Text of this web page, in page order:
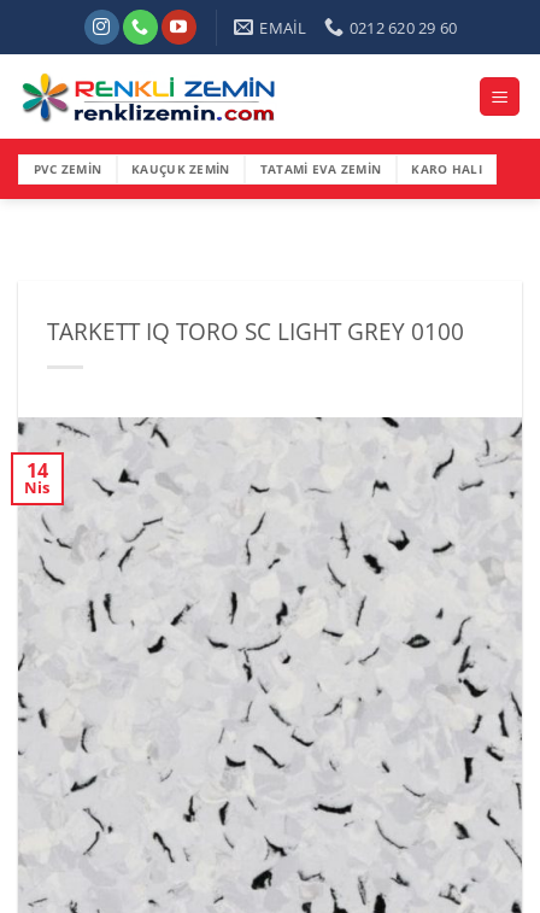
EMAİL 0212 620 29 60
PVC ZEMİN KAUÇUK ZEMİN TATAMİ EVA ZEMİN KARO HALI
TARKETT IQ TORO SC LIGHT GREY 0100
14
Nis